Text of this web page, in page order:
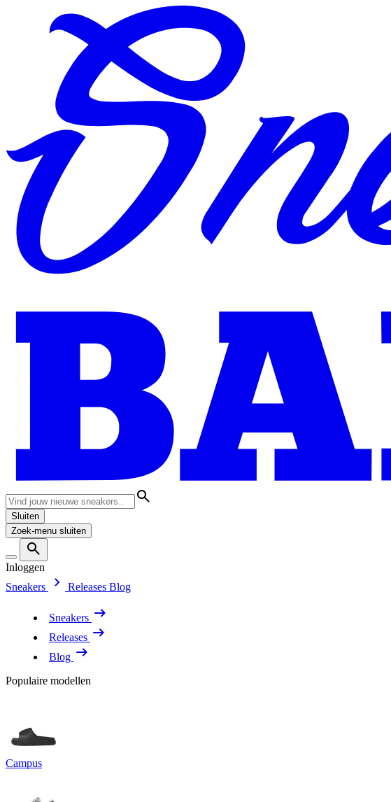
Sluiten
Zoek-menu sluiten
Inloggen
Sneakers
Releases Blog
Sneakers
Releases
Blog
Populaire modellen
Campus